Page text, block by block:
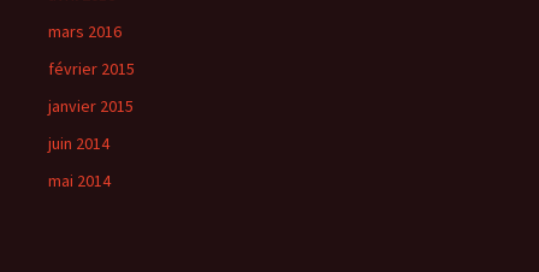
mars 2016
février 2015
janvier 2015
juin 2014
mai 2014